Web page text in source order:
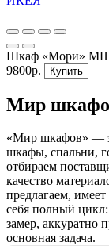
Шкаф «Мори» МШ
9800р.
Купить
Мир
«Мир шкафов» —
шкафы, спальни,
отбираем
качество
предлагаем,
себя полный
замер,
основная задача.